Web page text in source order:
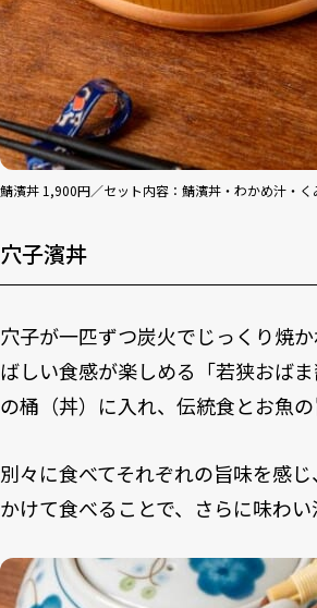
鯖濱丼 1,900円／セット内容：鯖濱丼・わかめ汁・
穴子濱丼
穴子が一匹ずつ炭火でじっくり焼
ばしい食感が楽しめる「若狭おば
の桶（丼）に入れ、伝統食とお魚
別々に食べてそれぞれの旨味を感
かけて食べることで、さらに味わ